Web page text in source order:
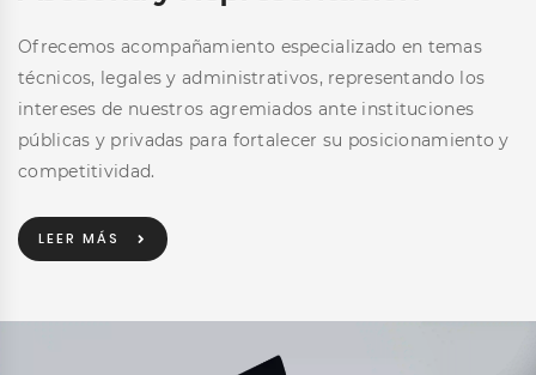
Ofrecemos acompañamiento especializado en temas
técnicos, legales y administrativos, representando los
intereses de nuestros agremiados ante instituciones
públicas y privadas para fortalecer su posicionamiento y
competitividad.
LEER MÁS